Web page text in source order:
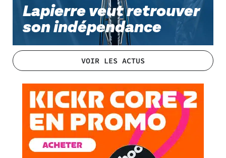
Lapierre veut retrouver
son indépendance
VOIR LES ACTUS